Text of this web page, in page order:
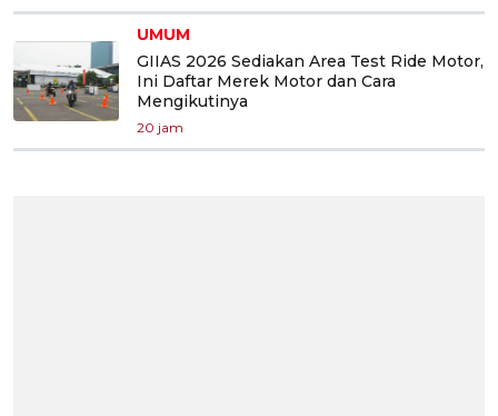
UMUM
GIIAS 2026 Sediakan Area Test Ride Motor,
Ini Daftar Merek Motor dan Cara
Mengikutinya
20 jam